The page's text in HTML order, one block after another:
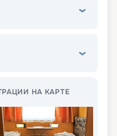
НА КАРТЕ